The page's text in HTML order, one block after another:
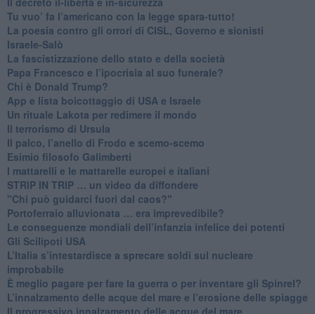
Tu vuo’ fa l’americano con la legge spara-tutto!
La poesia contro gli orrori di CISL, Governo e sionisti
Israele-Salò
​La fascistizzazione dello stato e della società
Papa Francesco e l’ipocrisia al suo funerale?
​Chi è Donald Trump?
App e lista boicottaggio di USA e Israele
​Un rituale Lakota per redimere il mondo
Il terrorismo di Ursula
​Il palco, l’anello di Frodo e scemo-scemo
Esimio filosofo Galimberti
​I mattarelli e le mattarelle europei e italiani
​STRIP IN TRIP … un video da diffondere
"Chi può guidarci fuori dal caos?"
​Portoferraio alluvionata … era imprevedibile?
Le conseguenze mondiali dell’infanzia infelice dei potenti
​Gli Scilipoti USA
L’Italia s’intestardisce a sprecare soldi sul nucleare
improbabile
È meglio pagare per fare la guerra o per inventare gli Spinrel?
​L’innalzamento delle acque del mare e l’erosione delle spiagge
​Il progressivo innalzamento delle acque del mare